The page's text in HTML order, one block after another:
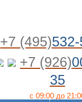
+7 (495)
+7 (926)
35
с 09:00 до